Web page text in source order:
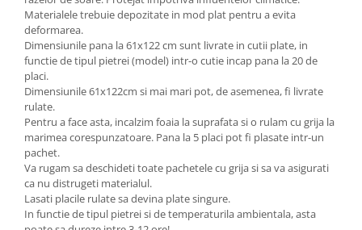
Materialele trebuie depozitate in mod plat pentru a evita
deformarea.
Dimensiunile pana la 61x122 cm sunt livrate in cutii plate, in
functie de tipul pietrei (model) intr-o cutie incap pana la 20 de
placi.
Dimensiunile 61x122cm si mai mari pot, de asemenea, fi livrate
rulate.
Pentru a face asta, incalzim foaia la suprafata si o rulam cu grija la
marimea corespunzatoare. Pana la 5 placi pot fi plasate intr-un
pachet.
Va rugam sa deschideti toate pachetele cu grija si sa va asigurati
ca nu distrugeti materialul.
Lasati placile rulate sa devina plate singure.
In functie de tipul pietrei si de temperaturila ambientala, asta